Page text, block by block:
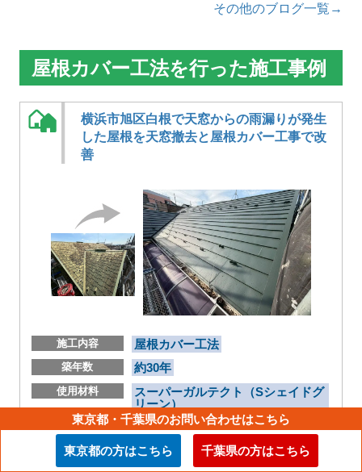
その他のブログ一覧→
屋根カバー工法を行った施工事例
横浜市旭区白根で天窓からの雨漏りが発生
した屋根を天窓撤去と屋根カバー工事で改
善
施工内容 屋根カバー工法
築年数 約30年
使用材料
スーパーガルテクト（Sシェイドグ
リーン）
鎌倉市今泉台の屋根カバー工事、天窓撤去
東京都・千葉県のお問い合わせはこちら
東京都の方はこちら 千葉県の方はこちら